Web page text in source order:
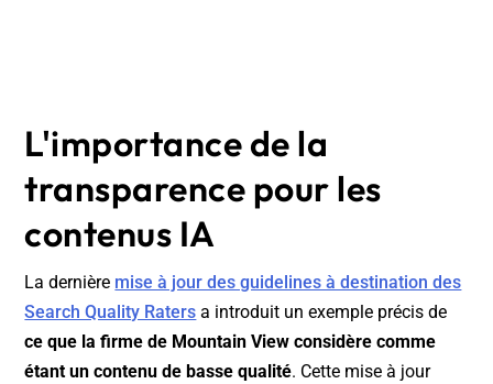
L'importance de la
transparence pour les
contenus IA
La dernière mise à jour des guidelines à destination des
Search Quality Raters a introduit un exemple précis de
ce que la firme de Mountain View considère comme
étant un contenu de basse qualité. Cette mise à jour